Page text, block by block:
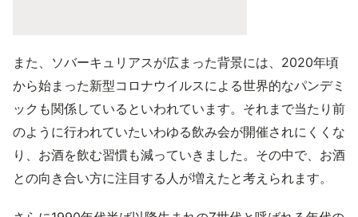
また、ソバーキュリアスが広まった背景には、2020年頃
から始まった新型コロナウイルスによる世界的なパンデミ
ックも関係しているといわれています。それまで当たり前
のように行われていたいわゆる飲み会が開催されにくくな
り、お酒を飲む習慣も減っていきました。その中で、お酒
との向き合い方に注目する人が増えたと考えられます。